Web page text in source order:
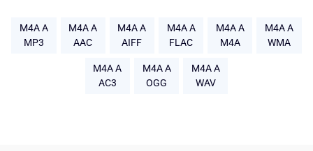
M4A A
MP3
M4A A
AAC
M4A A
AIFF
M4A A
FLAC
M4A A
M4A
M4A A
WMA
M4A A
AC3
M4A A
OGG
M4A A
WAV